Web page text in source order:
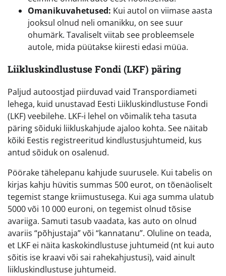
Omanikuvahetused: Kui autol on viimase aasta
jooksul olnud neli omanikku, on see suur
ohumärk. Tavaliselt viitab see probleemsele
autole, mida püütakse kiiresti edasi müüa.
Liikluskindlustuse Fondi (LKF) päring
Paljud autoostjad piirduvad vaid Transpordiameti
lehega, kuid unustavad Eesti Liikluskindlustuse Fondi
(LKF) veebilehe. LKF-i lehel on võimalik teha tasuta
päring sõiduki liikluskahjude ajaloo kohta. See näitab
kõiki Eestis registreeritud kindlustusjuhtumeid, kus
antud sõiduk on osalenud.
Pöörake tähelepanu kahjude suurusele. Kui tabelis on
kirjas kahju hüvitis summas 500 eurot, on tõenäoliselt
tegemist stange kriimustusega. Kui aga summa ulatub
5000 või 10 000 euroni, on tegemist olnud tõsise
avariiga. Samuti tasub vaadata, kas auto on olnud
avariis “põhjustaja” või “kannatanu”. Oluline on teada,
et LKF ei näita kaskokindlustuse juhtumeid (nt kui auto
sõitis ise kraavi või sai rahekahjustusi), vaid ainult
liikluskindlustuse juhtumeid.